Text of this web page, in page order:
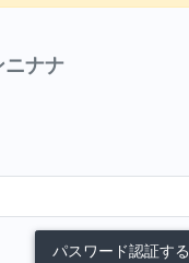
ナナ
パスワード認証する